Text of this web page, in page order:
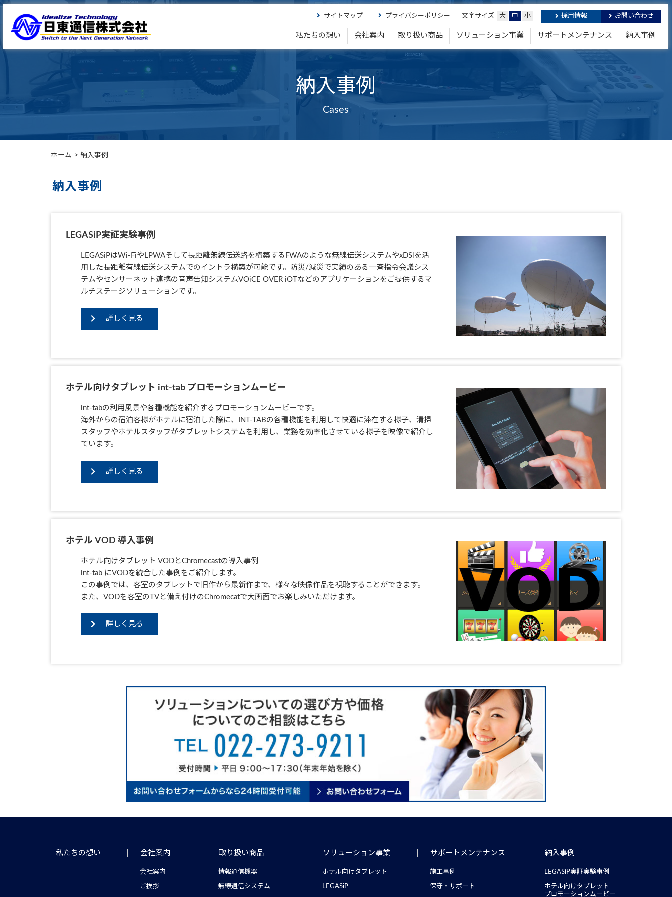
私たちの想い 会社案内 取り扱い商品 ソリューション事業 サポートメンテナンス 納入事例
サイトマップ プライバシーポリシー 文字サイズ 大 中 小 採用情報 お問い合わせ
ホーム 納入事例
納入事例
Cases
納入事例
LEGASiP実証実験事例
LEGASiPはWi-FiやLPWAそして長距離無線伝送路を構築するFWAのような無線伝送システムやxDSlを活
用した長距離有線伝送システムでのイントラ構築が可能です。防災/減災で実績のある一斉指令会議シス
テムやセンサーネット連携の音声告知システムVOiCE OVER iOTなどのアプリケーションをご提供するマ
ルチステージソリューションです。
詳しく見る
ホテル向けタブレット int-tab プロモーションムービー
int-tabの利用風景や各種機能を紹介するプロモーションムービーです。
海外からの宿泊客様がホテルに宿泊した際に、INT-TABの各種機能を利用して快適に滞在する様子、清掃
スタッフやホテルスタッフがタブレットシステムを利用し、業務を効率化させている様子を映像で紹介し
ています。
詳しく見る
ホテル VOD 導入事例
ホテル向けタブレット VODとChromecastの導入事例
int-tab にVODを統合した事例をご紹介します。
この事例では、客室のタブレットで旧作から最新作まで、様々な映像作品を視聴することができます。
また、VODを客室のTVと備え付けのChromecatで大画面でお楽しみいただけます。
詳しく見る
私たちの想い 会社案内
会社案内
ご挨拶
取り扱い商品
情報通信機器
無線通信システム
ソリューション事業
ホテル向けタブレット
LEGASiP
サポートメンテナンス
施工事例
保守・サポート
納入事例
LEGASiP実証実験事例
ホテル向けタブレット
プロモーションムービー